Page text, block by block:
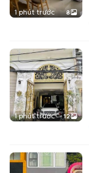
1 phút trước 8
1 phút trước 12